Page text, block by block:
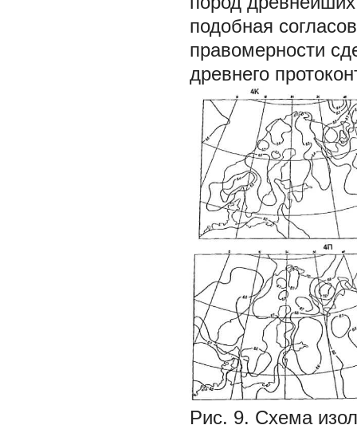
подобная
правомерности
древнего
Рис. 9. Схема